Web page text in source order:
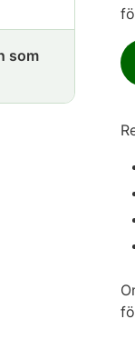
som